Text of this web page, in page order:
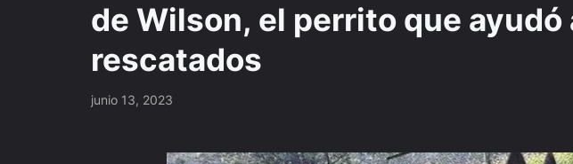
de Wilson, el perrito que ayudó
rescatados
junio 13, 2023